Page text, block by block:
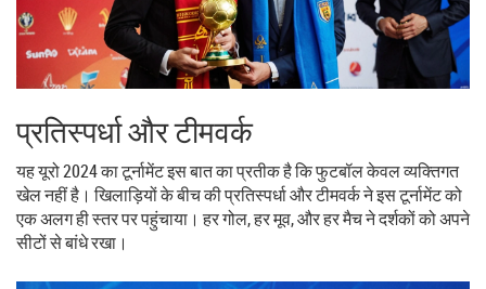
प्रतिस्पर्धा और टीमवर्क
यह यूरो 2024 का टूर्नामेंट इस बात का प्रतीक है कि फुटबॉल केवल व्यक्तिगत
खेल नहीं है। खिलाड़ियों के बीच की प्रतिस्पर्धा और टीमवर्क ने इस टूर्नामेंट को
एक अलग ही स्तर पर पहुंचाया। हर गोल, हर मूव, और हर मैच ने दर्शकों को अपने
सीटों से बांधे रखा।